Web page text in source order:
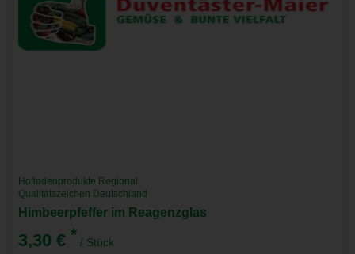
Hofladenprodukte Regional
Qualitätszeichen Deutschland
Himbeerpfeffer im Reagenzglas
3,30 € * / Stück